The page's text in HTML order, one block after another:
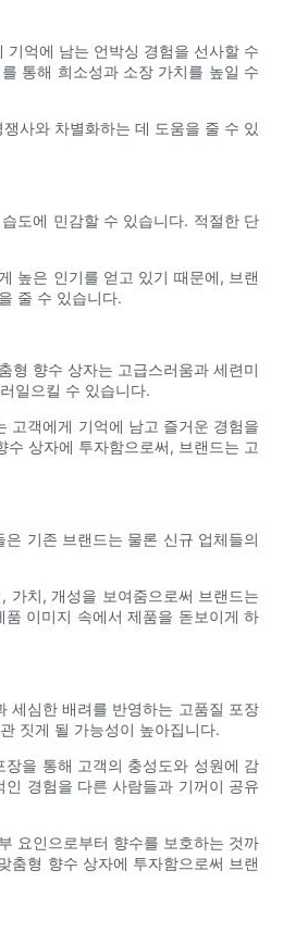
억에 남는 언박싱 경험을 선사할 수
통해 희소성과 소장 가치를 높일 수
사와 차별화하는 데 도움을 줄 수 있
도에 민감할 수 있습니다. 적절한 단
높은 인기를 얻고 있기 때문에, 브랜
줄 수 있습니다.
형 향수 상자는 고급스러움과 세련미
일으킬 수 있습니다.
고객에게 기억에 남고 즐거운 경험을
상자에 투자함으로써, 브랜드는 고
기존 브랜드는 물론 신규 업체들의
가치, 개성을 보여줌으로써 브랜드는
이미지 속에서 제품을 돋보이게 하
세심한 배려를 반영하는 고품질 포장
짓게 될 가능성이 높아집니다.
을 통해 고객의 충성도와 성원에 감
경험을 다른 사람들과 기꺼이 공유
요인으로부터 향수를 보호하는 것까
춤형 향수 상자에 투자함으로써 브랜